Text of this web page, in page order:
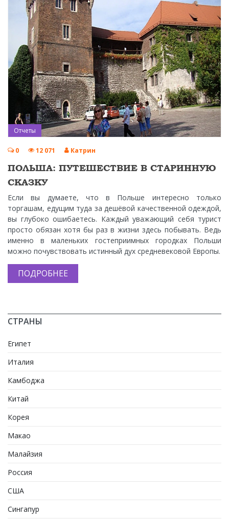
Отчеты
0 12 071 Катрин
ПОЛЬША: ПУТЕШЕСТВИЕ В СТАРИННУЮ
СКАЗКУ
Если вы думаете, что в Польше интересно только
торгашам, едущим туда за дешёвой качественной одеждой,
вы глубоко ошибаетесь. Каждый уважающий себя турист
просто обязан хотя бы раз в жизни здесь побывать. Ведь
именно в маленьких гостеприимных городках Польши
можно почувствовать истинный дух средневековой Европы.
ПОДРОБНЕЕ
СТРАНЫ
Египет
Италия
Камбоджа
Китай
Корея
Макао
Малайзия
Россия
США
Сингапур